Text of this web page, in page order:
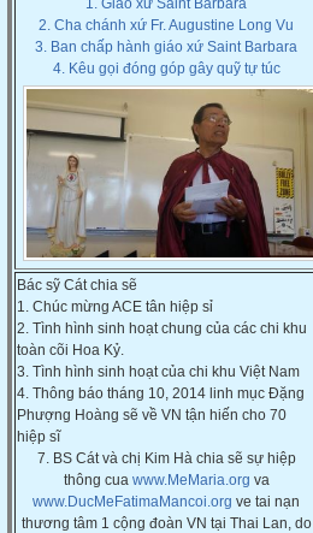
1. Giáo xứ Saint Barbara
2. Cha chánh xứ Fr. Augustine Long Vu
3. Ban chấp hành giáo xứ Saint Barbara
4. Kêu gọi đóng góp gây quỹ tự túc
Bác sỹ Cát chia sẽ
1. Chúc mừng ACE tân hiệp sỉ
2. Tình hình sinh hoạt chung của các chi khu
toàn cõi Hoa Kỷ.
3. Tình hình sinh hoạt của chi khu Việt Nam
4. Thông báo tháng 10, 2014 linh mục Đặng
Phượng Hoàng sẽ về VN tận hiến cho 70
hiệp sĩ
7. BS Cát và chị Kim Hà chia sẽ sự hiệp
thông cua www.MeMaria.org va
www.DucMeFatimaMancoi.org ve tai nạn
thương tâm 1 cộng đoàn VN tại Thai Lan, do